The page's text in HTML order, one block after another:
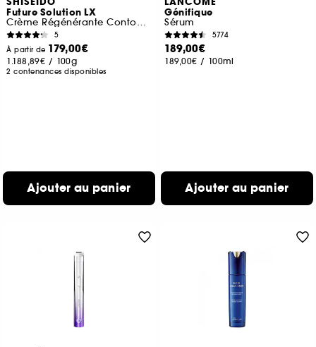
Future Solution LX
Crème Régénérante Contour Yeux et Lèvres
5
À partir de 179,00€
1.188,89€ / 100g
2 contenances disponibles
Ajouter au panier
Génifique
Sérum
5774
189,00€
189,00€ / 100ml
Ajouter au panier